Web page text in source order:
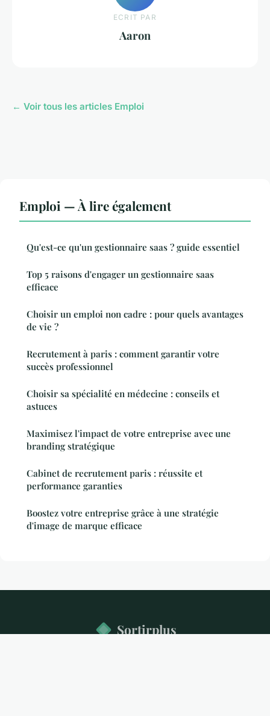
ECRIT PAR
Aaron
← Voir tous les articles Emploi
Emploi — À lire également
Qu'est-ce qu'un gestionnaire saas ? guide essentiel
Top 5 raisons d'engager un gestionnaire saas
efficace
Choisir un emploi non cadre : pour quels avantages
de vie ?
Recrutement à paris : comment garantir votre
succès professionnel
Choisir sa spécialité en médecine : conseils et
astuces
Maximisez l'impact de votre entreprise avec une
branding stratégique
Cabinet de recrutement paris : réussite et
performance garanties
Boostez votre entreprise grâce à une stratégie
d'image de marque efficace
Sortirplus